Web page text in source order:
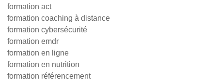
formation act
formation coaching à distance
formation cybersécurité
formation emdr
formation en ligne
formation en nutrition
formation référencement